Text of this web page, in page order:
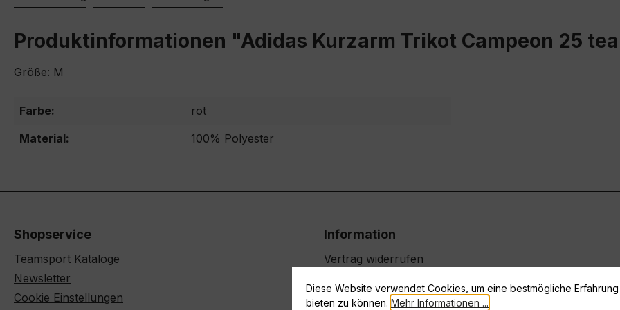
Produktinformationen "Adidas Kurzarm Trikot Campeon 25
Größe: M
Farbe:
rot
Material:
100% Polyester
Shopservice
Teamsport Kataloge
Newsletter
Cookie Einstellungen
Information
Vertrag widerrufen
Widerrufsrecht
Diese Website verwendet Cookies, um eine bestmögliche Erfahrung
bieten zu können. Mehr Informationen ...